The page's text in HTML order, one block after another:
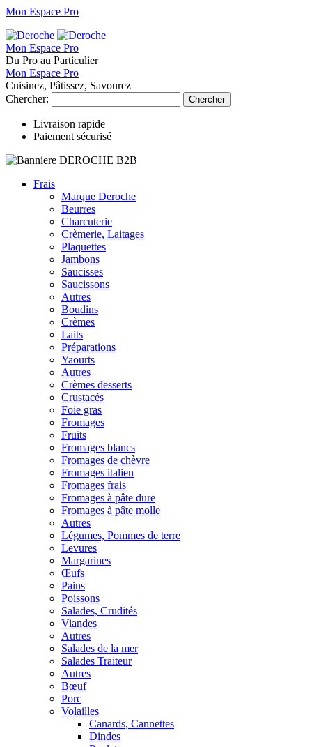
Mon Espace Pro
Mon Espace Pro
Du Pro au Particulier
Mon Espace Pro
Cuisinez, Pâtissez, Savourez
Chercher:
Chercher
Livraison rapide
Paiement sécurisé
Frais
Marque Deroche
Beurres
Charcuterie
Crèmerie, Laitages
Plaquettes
Jambons
Saucisses
Saucissons
Autres
Boudins
Crèmes
Laits
Préparations
Yaourts
Autres
Crèmes desserts
Crustacés
Foie gras
Fromages
Fruits
Fromages blancs
Fromages de chèvre
Fromages italien
Fromages frais
Fromages à pâte dure
Fromages à pâte molle
Autres
Légumes, Pommes de terre
Levures
Margarines
Œufs
Pains
Poissons
Salades, Crudités
Viandes
Autres
Salades de la mer
Salades Traiteur
Autres
Bœuf
Porc
Volailles
Canards, Cannettes
Dindes